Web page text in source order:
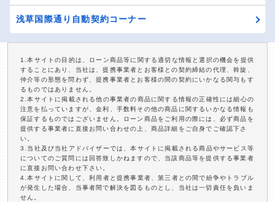
浅草国際通り自動契約コーナー
1.本サイトの目的は、ローン商品等に関する適切な情報と選択の機会を提供
することにあり、当社は、提携事業者とお客様との契約締結の代理、斡旋、
仲介等の形態を問わず、提携事業者とお客様の間の契約にいかなる関与もす
るものではありません。
2.本サイトに掲載される他の事業者の商品に関する情報の正確性には細心の
注意を払っていますが、金利、手数料その他の商品に関するいかなる情報も
保証するものではございません。ローン商品をご利用の際には、必ず商品を
提供する事業者に直接お問い合わせの上、商品詳細をご自身でご確認下さ
い。
3.当社及び当社アドバイザーでは、本サイトに掲載される商品やサービス等
についてのご質問には回答致しかねますので、当該商品等を提供する事業者
に直接お問い合わせ下さい。
4.本サイトに関して、利用者と提携事業者、第三者との間で紛争やトラブル
が発生した場合、当事者間で解決を図るものとし、当社は一切責任を負いま
せん。